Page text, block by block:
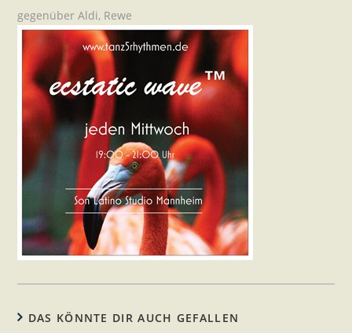
gegenüber Aldi, Rewe
DAS KÖNNTE DIR AUCH GEFALLEN